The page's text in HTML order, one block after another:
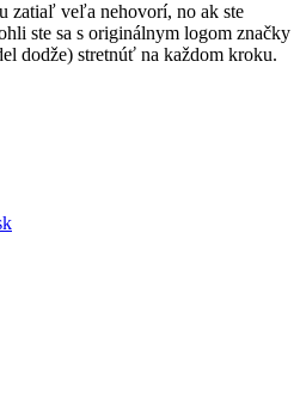
zatiaľ veľa nehovorí, no ak ste
ste sa s originálnym logom značky
dodže) stretnúť na každom kroku.